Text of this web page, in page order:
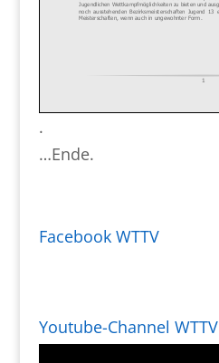
.
…Ende.
Facebook WTTV
Youtube-Channel WTTV